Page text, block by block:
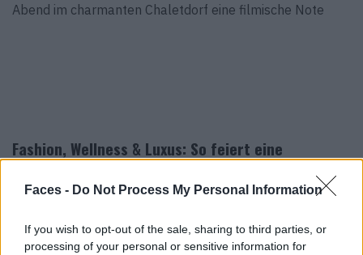
Faces - Do Not Process My Personal Information
If you wish to opt-out of the sale, sharing to third parties, or
processing of your personal or sensitive information for
Abend im charmanten Chaletdorf eine filmische Note
Fashion, Wellness & Luxus: So feiert eine
Dieses Event 2000 Meter über dem Meer bildete den
Höhepunkt des „Guess Winter Takeover “ . Bei diesem
Projekt verwandelte die Marke zur Feier ihres 45.